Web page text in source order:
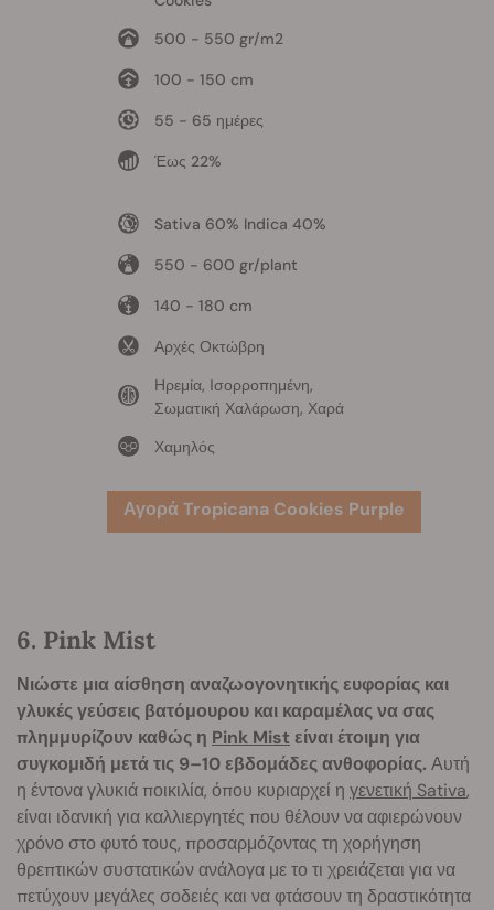
500 - 550 gr/m2
100 - 150 cm
55 - 65 ημέρες
Έως 22%
Sativa 60% Indica 40%
550 - 600 gr/plant
140 - 180 cm
Αρχές Οκτώβρη
Ηρεμία, Ισορροπημένη,
Σωματική Χαλάρωση, Χαρά
Χαμηλός
Αγορά Tropicana Cookies Purple
6. Pink Mist
Νιώστε μια αίσθηση αναζωογονητικής ευφορίας και
γλυκές γεύσεις βατόμουρου και καραμέλας να σας
πλημμυρίζουν καθώς η Pink Mist είναι έτοιμη για
συγκομιδή μετά τις 9–10 εβδομάδες ανθοφορίας. Αυτή
η έντονα γλυκιά ποικιλία, όπου κυριαρχεί η γενετική Sativa,
είναι ιδανική για καλλιεργητές που θέλουν να αφιερώνουν
χρόνο στο φυτό τους, προσαρμόζοντας τη χορήγηση
θρεπτικών συστατικών ανάλογα με το τι χρειάζεται για να
πετύχουν μεγάλες σοδειές και να φτάσουν τη δραστικότητα